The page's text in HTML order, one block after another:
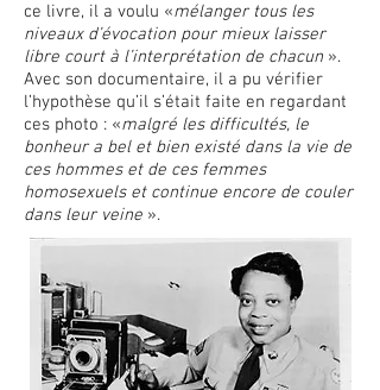
ce livre, il a voulu «mélanger tous les
niveaux d’évocation pour mieux laisser
libre court à l’interprétation de chacun ».
Avec son documentaire, il a pu vérifier
l’hypothèse qu’il s’était faite en regardant
ces photo : «malgré les difficultés, le
bonheur a bel et bien existé dans la vie de
ces hommes et de ces femmes
homosexuels et continue encore de couler
dans leur veine ».